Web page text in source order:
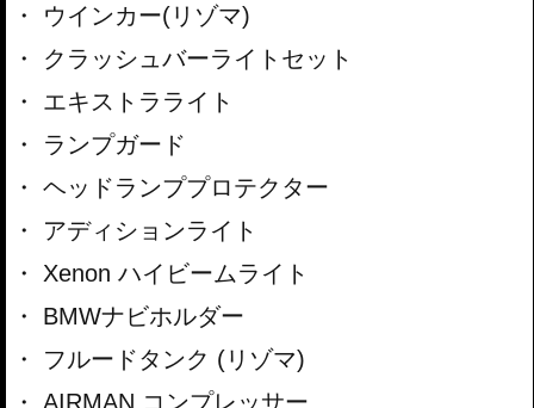
ウインカー(リゾマ)
クラッシュバーライトセット
エキストラライト
ランプガード
ヘッドランププロテクター
アディションライト
Xenon ハイビームライト
BMWナビホルダー
フルードタンク (リゾマ)
AIRMAN コンプレッサー